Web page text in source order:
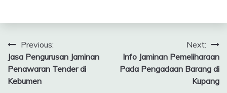
Navigasi
pos
Previous:
Jasa Pengurusan Jaminan
Penawaran Tender di
Kebumen
Next:
Info Jaminan Pemeliharaan
Pada Pengadaan Barang di
Kupang